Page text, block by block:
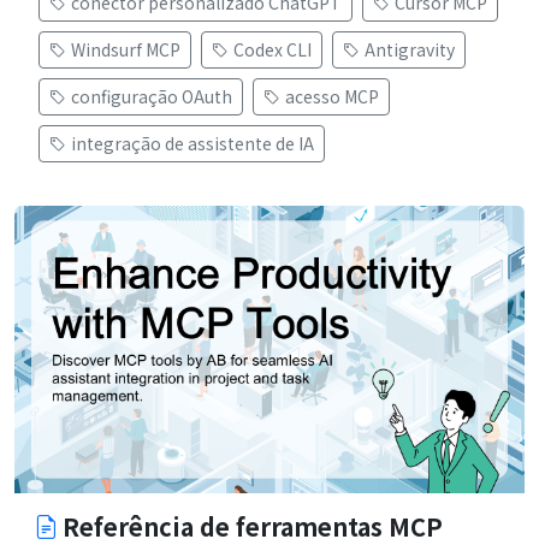
Windsurf MCP
Codex CLI
Antigravity
configuração OAuth
acesso MCP
integração de assistente de IA
Referência de ferramentas MCP